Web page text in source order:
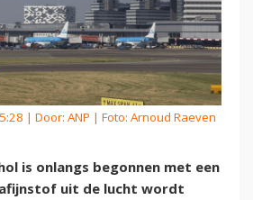
| Door: ANP | Foto: Arnoud Raeven
is onlangs begonnen met een
uit de lucht wordt